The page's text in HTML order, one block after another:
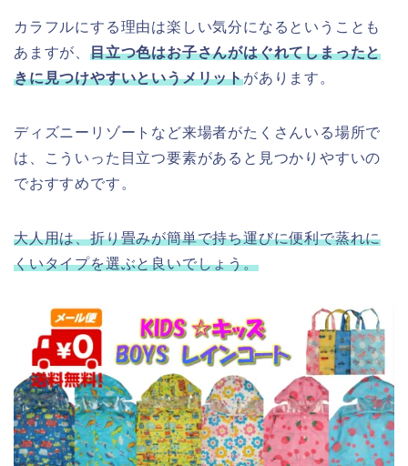
カラフルにする理由は楽しい気分になるということも
あますが、 目立つ色はお子さんがはぐれてしまったと
きに見つけやすいというメリットがあります。
ディズニーリゾートなど来場者がたくさんいる場所で
は、こういった目立つ要素があると見つかりやすいの
でおすすめです。
大人用は、折り畳みが簡単で持ち運びに便利で蒸れに
くいタイプを選ぶと良いでしょう。